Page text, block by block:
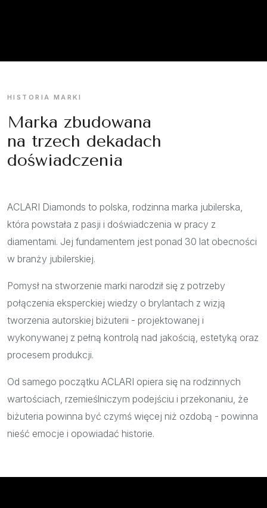
HISTORIA MARKI
Marka zbudowana
na trzech dekadach
doświadczenia
ACLARI Diamonds to polska, rodzinna marka jubilerska,
która powstała z pasji i doświadczenia w pracy z
diamentami. Jej fundamentem jest ponad 30 lat obecności
w branży jubilerskiej.
Pomysł na stworzenie marki narodził się z potrzeby
połączenia eksperckiej wiedzy o brylantach z wizją
tworzenia autorskiej biżuterii - projektowanej i
wykonywanej z pełną kontrolą nad jakością, estetyką oraz
procesem produkcji.
Od samego początku ACLARI opiera się na rodzinnych
wartościach, rzemieślniczym podejściu i przekonaniu, że
biżuteria powinna być czymś więcej niż ozdobą - powinna
nieść emocje i opowiadać historie.